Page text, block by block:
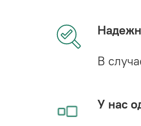
В
У нас